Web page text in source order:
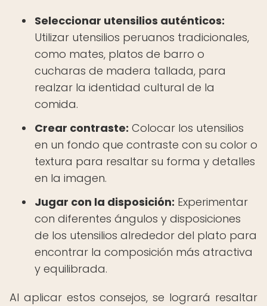
Seleccionar utensilios auténticos:
Utilizar utensilios peruanos tradicionales,
como mates, platos de barro o
cucharas de madera tallada, para
realzar la identidad cultural de la
comida.
Crear contraste: Colocar los utensilios
en un fondo que contraste con su color o
textura para resaltar su forma y detalles
en la imagen.
Jugar con la disposición: Experimentar
con diferentes ángulos y disposiciones
de los utensilios alrededor del plato para
encontrar la composición más atractiva
y equilibrada.
Al aplicar estos consejos, se logrará resaltar